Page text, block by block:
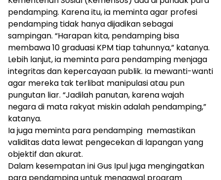
pendamping. Karena itu, ia meminta agar profesi
pendamping tidak hanya dijadikan sebagai
sampingan. “Harapan kita, pendamping bisa
membawa 10 graduasi KPM tiap tahunnya,” katanya.
Lebih lanjut, ia meminta para pendamping menjaga
integritas dan kepercayaan publik. Ia mewanti-wanti
agar mereka tak terlibat manipulasi atau pun
pungutan liar. “Jadilah panutan, karena wajah
negara di mata rakyat miskin adalah pendamping,”
katanya.
Ia juga meminta para pendamping memastikan
validitas data lewat pengecekan di lapangan yang
objektif dan akurat.
Dalam kesempatan ini Gus Ipul juga mengingatkan